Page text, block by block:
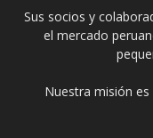
Sus socios y
el mercado
Nuestra misión